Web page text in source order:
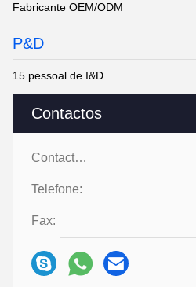
Contactos
Contactos:
Telefone:
Fax:
Fabricante OEM/ODM
P&D
15 pessoal de I&D